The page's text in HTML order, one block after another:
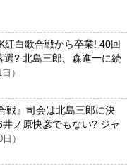
紅白歌合戦から卒業! 40回
選? 北島三郎、森進一に続
）
戦』司会は北島三郎に決
ノ原快彦でもない? ジャ
）